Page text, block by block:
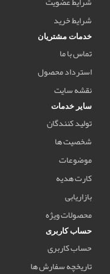
شرایط خرید
خدمات مشتریان
تماس با ما
استرداد محصول
نقشه سایت
سایر خدمات
تولید کنندگان
شخصیت ها
موضوعات
کارت هدیه
بازاریابی
محصولات ویژه
حساب کاربری
حساب کاربری
تاریخچه سفارش ها